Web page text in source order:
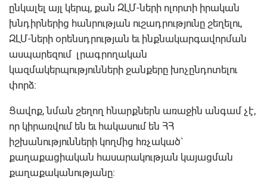
ընկալել այլ կերպ, քան ԶԼՄ-ների ոլորտի իրական
խնդիրներից հանրության ուշադրությունը շեղելու,
ԶԼՄ-ների օրենսդրության եւ ինքնակարգավորման
ասպարեզում լրագրողական
կազմակերպությունների ջանքերը խոչընդոտելու
փորձ:
Ցավոք, նման շեղող հնարքներն առաջին անգամ չէ,
որ կիրառվում են եւ հակասում են ՀՀ
իշխանությունների կողմից հռչակած`
քաղաքացիական հասարակության կայացման
քաղաքականությանը: